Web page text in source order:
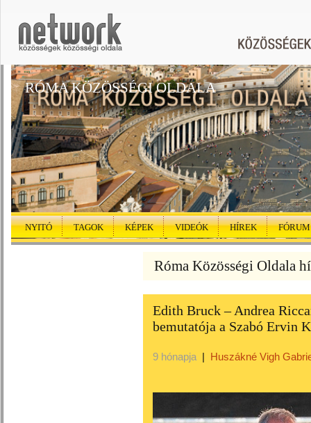
RÓMA KÖZÖSSÉGI OLDALA
NYITÓ TAGOK KÉPEK VIDEÓK HÍREK FÓRUM
Róma Közösségi Oldala
Edith Bruck – Andrea
bemutatója a Szabó Ervin
9 hónapja | Huszákné Vigh